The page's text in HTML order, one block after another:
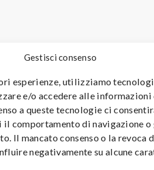
Gestisci consenso
esperienze, utilizziamo
e/o accedere alle informazioni
a queste tecnologie ci
comportamento di navigazione
Il mancato consenso o la revoca
negativamente su alcune